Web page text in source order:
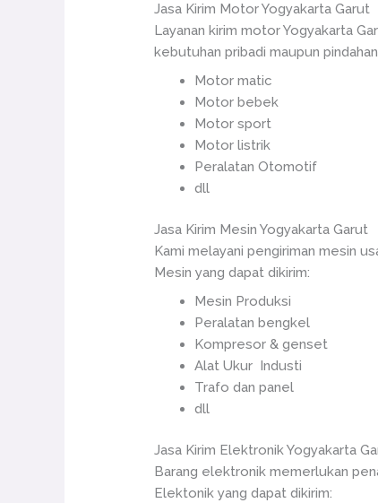
Jasa Kirim Motor Yogyakarta Garut
Layanan kirim motor Yogyakarta
kebutuhan pribadi maupun
Motor matic
Motor bebek
Motor sport
Motor listrik
Peralatan Otomotif
dll
Jasa Kirim Mesin Yogyakarta Garut
Kami melayani pengiriman mesin
Mesin yang dapat dikirim:
Mesin Produksi
Peralatan bengkel
Kompresor & genset
Alat Ukur Industi
Trafo dan panel
dll
Jasa Kirim Elektronik Yogyakarta
Barang elektronik memerlukan
Elektonik yang dapat dikirim: